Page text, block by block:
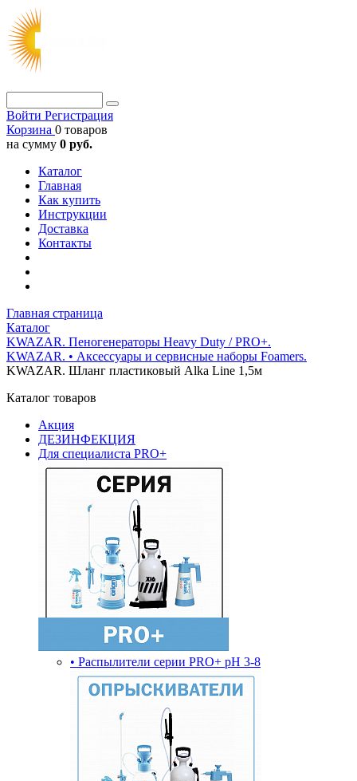
Войти Регистрация
Корзина 0 товаров
на сумму 0 руб.
Каталог
Главная
Как купить
Инструкции
Доставка
Контакты
Главная страница
Каталог
KWAZAR. Пеногенераторы Heavy Duty / PRO+.
KWAZAR. • Аксессуары и сервисные наборы Foamers.
KWAZAR. Шланг пластиковый Alka Line 1,5м
Каталог товаров
Акция
ДЕЗИНФЕКЦИЯ
Для специалиста PRO+
• Распылители серии PRO+ pH 3-8